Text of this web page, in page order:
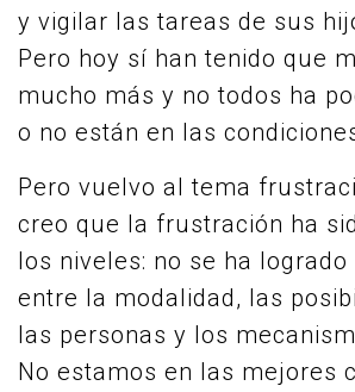
y vigilar las tareas de sus
Pero hoy sí han tenido que
mucho más y no todos ha
o no están en las
Pero vuelvo al tema
creo que la frustración ha
los niveles: no se ha logrado
entre la modalidad, las
las personas y los
No estamos en las mejores